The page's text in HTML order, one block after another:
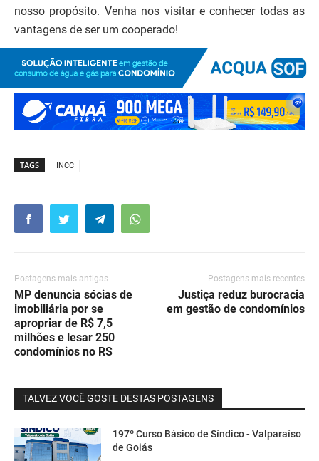
nosso propósito. Venha nos visitar e conhecer todas as
vantagens de ser um cooperado!
TAGS INCC
Postagens mais antigas
MP denuncia sócias de
imobiliária por se
apropriar de R$ 7,5
milhões e lesar 250
condomínios no RS
Postagens mais recentes
Justiça reduz burocracia
em gestão de condomínios
TALVEZ VOCÊ GOSTE DESTAS POSTAGENS
197º Curso Básico de Síndico - Valparaíso
de Goiás